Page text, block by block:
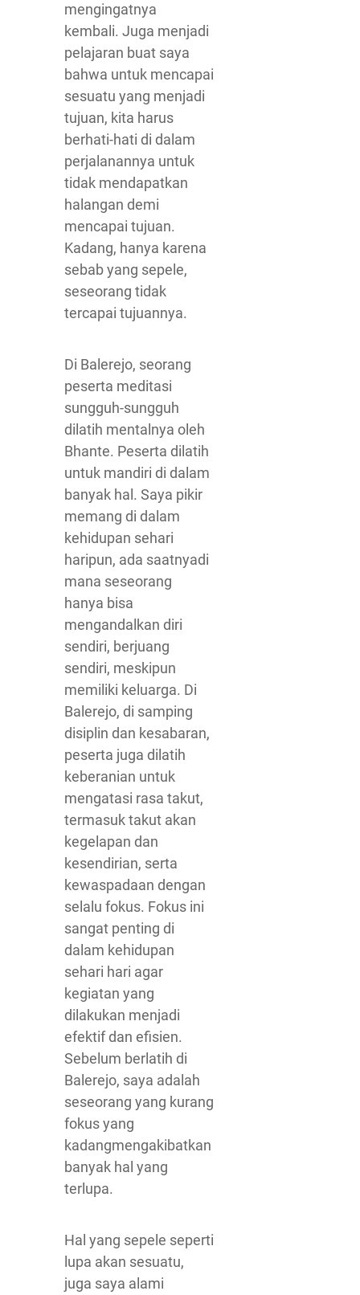
mengingatnya
kembali. Juga menjadi
pelajaran buat saya
bahwa untuk mencapai
sesuatu yang menjadi
tujuan, kita harus
berhati-hati di dalam
perjalanannya untuk
tidak mendapatkan
halangan demi
mencapai tujuan.
Kadang, hanya karena
sebab yang sepele,
seseorang tidak
tercapai tujuannya.
Di Balerejo, seorang
peserta meditasi
sungguh-sungguh
dilatih mentalnya oleh
Bhante. Peserta dilatih
untuk mandiri di dalam
banyak hal. Saya pikir
memang di dalam
kehidupan sehari
haripun, ada saatnyadi
mana seseorang
hanya bisa
mengandalkan diri
sendiri, berjuang
sendiri, meskipun
memiliki keluarga. Di
Balerejo, di samping
disiplin dan kesabaran,
peserta juga dilatih
keberanian untuk
mengatasi rasa takut,
termasuk takut akan
kegelapan dan
kesendirian, serta
kewaspadaan dengan
selalu fokus. Fokus ini
sangat penting di
dalam kehidupan
sehari hari agar
kegiatan yang
dilakukan menjadi
efektif dan efisien.
Sebelum berlatih di
Balerejo, saya adalah
seseorang yang kurang
fokus yang
kadangmengakibatkan
banyak hal yang
terlupa.
Hal yang sepele seperti
lupa akan sesuatu,
juga saya alami